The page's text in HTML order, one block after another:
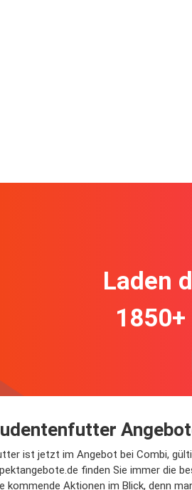
Laden
ist jetzt im Angebot bei Combi,
finden Sie immer die
kommende Aktionen im Blick, denn